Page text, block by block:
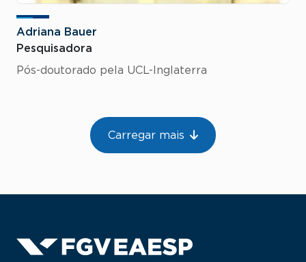
Adriana Bauer
Pesquisadora
Pós-doutorado pela UCL-Inglaterra
Carregar mais